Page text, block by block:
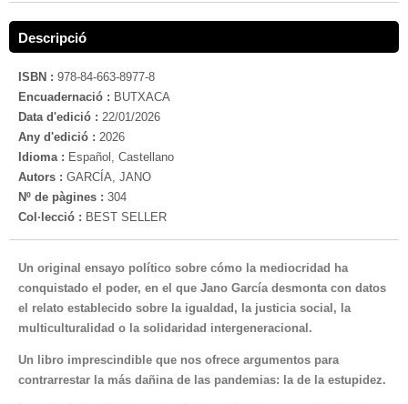
Descripció
ISBN : 978-84-663-8977-8
Encuadernació : BUTXACA
Data d'edició : 22/01/2026
Any d'edició : 2026
Idioma : Español, Castellano
Autors : GARCÍA, JANO
Nº de pàgines : 304
Col·lecció : BEST SELLER
Un original ensayo político sobre cómo la mediocridad ha
conquistado el poder, en el que Jano García desmonta con datos
el relato establecido sobre la igualdad, la justicia social, la
multiculturalidad o la solidaridad intergeneracional.
Un libro imprescindible que nos ofrece argumentos para
contrarrestar la más dañina de las pandemias: la de la estupidez.